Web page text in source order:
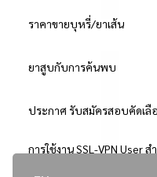
ราคาขายบุหรี่/ยาเส้น
ยาสูบกับการค้นพบ
ประกาศ รับสมัครสอบคัดเลื
การใช้งาน SSL-VPN User